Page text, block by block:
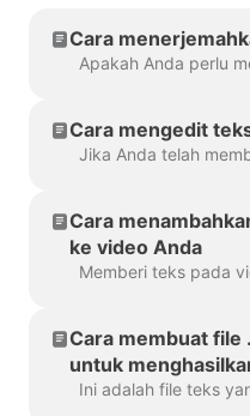
Cara
Cara mengedit
Cara
ke video Anda
Cara membuat file
untuk